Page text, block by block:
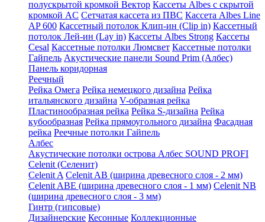
полускрытой кромкой Вектор Кассеты Albes с скрытой
кромкой AC Сетчатая кассета из ПВС Кассета Albes Line
AP 600 Кассетный потолок Клип-ин (Clip in) Кассетный
потолок Лей-ин (Lay in) Кассеты Albes Strong Кассеты
Cesal Кассетные потолки Люмсвет Кассетные потолки
Гайпель Акустические панели Sound Prim (Албес)
Панель коридорная
Реечный
Рейка Омега Рейка немецкого дизайна Рейка
итальянского дизайна V-образная рейка
Пластинообразная рейка Рейка S-дизайна Рейка
кубообразная Рейка прямоугольного дизайна Фасадная
рейка Реечные потолки Гайпель
Албес
Акустические потолки острова Албес SOUND PROFI
Celenit (Селенит)
Celenit A Celenit AB (ширина древесного слоя - 2 мм)
Celenit ABE (ширина древесного слоя - 1 мм) Celenit NB
(ширина древесного слоя - 3 мм)
Гинтр (гипсовые)
Дизайнерские Кесонные Коллекционные